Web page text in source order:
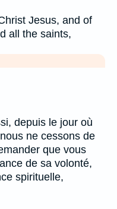
Jesus, and of
all the saints,
depuis le jour où
ne cessons de
que vous
de sa volonté,
spirituelle,